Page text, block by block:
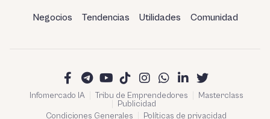
Negocios Tendencias Utilidades Comunidad
Infomercado IA Tribu de Emprendedores
Masterclass
Publicidad
Condiciones Generales
Políticas de privacidad